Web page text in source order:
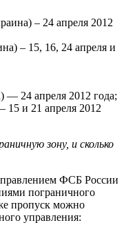
– 24 апреля 2012
– 15, 16, 24 апреля и
— 24 апреля 2012 года;
15 и 21 апреля 2012
зону, и сколько
ФСБ России
пограничного
пропуск можно
управления: